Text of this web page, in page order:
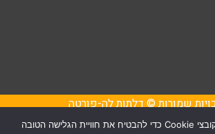
שמורות © דלתות לה-פורטה
אנחנו משתמשים בקובצי Cookie כדי להבטיח את חוויית הגלישה הטובה